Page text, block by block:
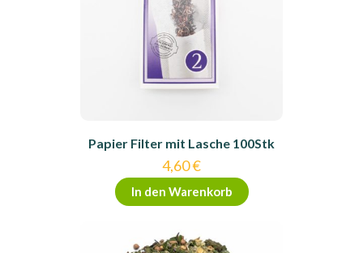
Papier Filter mit Lasche 100Stk
4,60€
In den Warenkorb